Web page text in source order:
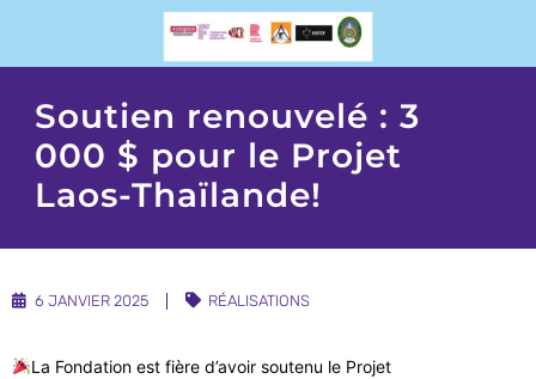
Visiter le site du Cégep
Nous joindre
Soutien renouvelé : 3
000 $ pour le Projet
Laos-Thaïlande!
6 JANVIER 2025 RÉALISATIONS
La Fondation est fière d’avoir soutenu le Projet